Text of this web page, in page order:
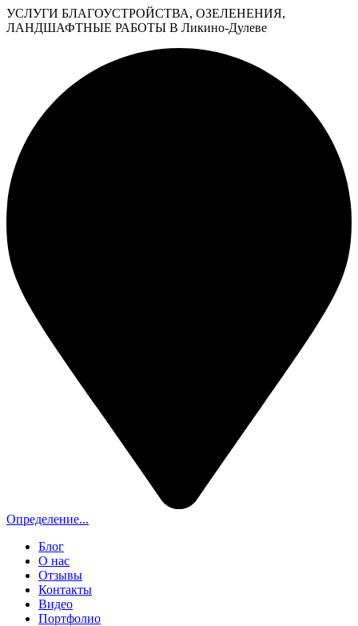
УСЛУГИ БЛАГОУСТРОЙСТВА, ОЗЕЛЕНЕНИЯ,
ЛАНДШАФТНЫЕ РАБОТЫ В Ликино-Дулеве
Определение...
Блог
О нас
Отзывы
Контакты
Видео
Портфолио